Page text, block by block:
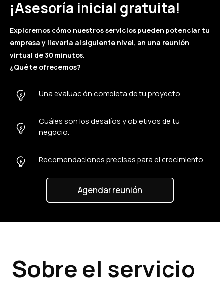
¡Asesoría inicial gratuita!
Exploremos cómo nuestros servicios pueden potenciar tu
empresa y llevarla al siguiente nivel, en una reunión
virtual de 30 minutos.
¿Qué te ofrecemos?
Una evaluación completa de tu proyecto.
Cuáles son los desafíos y objetivos de tu
negocio.
Recomendaciones precisas para el crecimiento.
Agendar reunión
Sobre el servicio